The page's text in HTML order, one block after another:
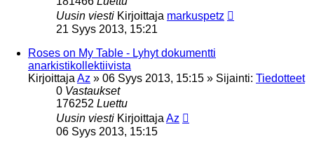
Uusin viesti Kirjoittaja markuspetz
21 Syys 2013, 15:21
Roses on My Table - Lyhyt dokumentti
anarkistikollektiivista
Kirjoittaja Az » 06 Syys 2013, 15:15 » Sijainti: Tiedotteet
0 Vastaukset
176252 Luettu
Uusin viesti Kirjoittaja Az
06 Syys 2013, 15:15